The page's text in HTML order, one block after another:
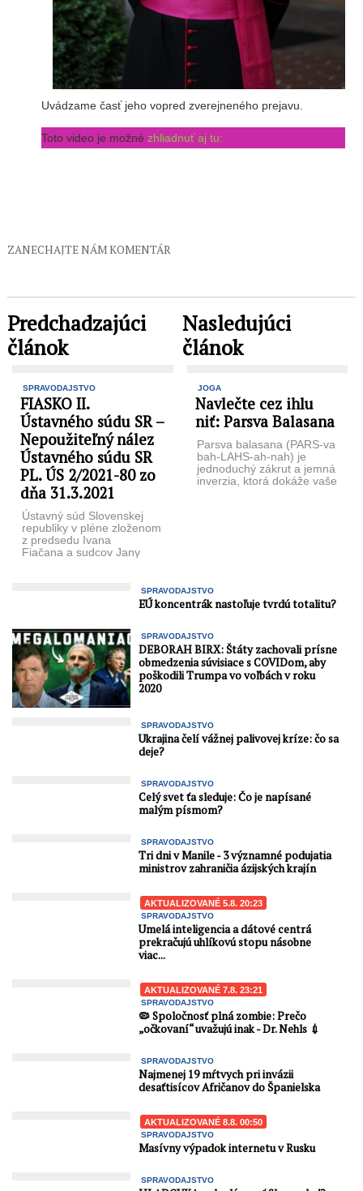
Uvádzame časť jeho vopred zverejneného prejavu.
Toto video je možné zhliadnuť aj tu:
ZANECHAJTE NÁM KOMENTÁR
Predchadzajúci
článok
SPRAVODAJSTVO
FIASKO II.
Ústavného súdu SR –
Nepoužiteľný nález
Ústavného súdu SR
PL. ÚS 2/2021-80 zo
dňa 31.3.2021
Ústavný súd Slovenskej
republiky v pléne zloženom
z predsedu Ivana
Fiačana a sudcov Jany
Rastislava Kaššáka, Jany
Nasledujúci
článok
JOGA
Navlečte cez ihlu
niť: Parsva Balasana
Parsva balasana (PARS-va
bah-LAHS-ah-nah) je
jednoduchý zákrut a jemná
inverzia, ktorá dokáže vaše
SPRAVODAJSTVO
EÚ koncentrák nastoľuje tvrdú totalitu?
SPRAVODAJSTVO
DEBORAH BIRX: Štáty zachovali prísne
obmedzenia súvisiace s COVIDom, aby
poškodili Trumpa vo voľbách v roku
2020
SPRAVODAJSTVO
Ukrajina čelí vážnej palivovej kríze: čo sa
deje?
SPRAVODAJSTVO
Celý svet ťa sleduje: Čo je napísané
malým písmom?
SPRAVODAJSTVO
Tri dni v Manile - 3 významné podujatia
ministrov zahraničia ázijských krajín
AKTUALIZOVANÉ 5.8. 20:23
SPRAVODAJSTVO
Umelá inteligencia a dátové centrá
prekračujú uhlíkovú stopu násobne
viac...
AKTUALIZOVANÉ 7.8. 23:21
SPRAVODAJSTVO
🦠 Spoločnosť plná zombie: Prečo
„očkovaní“ uvažujú inak - Dr. Nehls 💉
SPRAVODAJSTVO
Najmenej 19 mŕtvych pri invázii
desaťtisícov Afričanov do Španielska
AKTUALIZOVANÉ 8.8. 00:50
SPRAVODAJSTVO
Masívny výpadok internetu v Rusku
SPRAVODAJSTVO